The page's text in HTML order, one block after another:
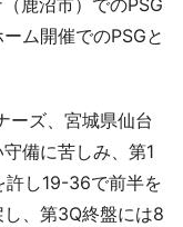
ム開催でのPSGと
ーズ、宮城県仙台
備に苦しみ、第1
許し19-36で前半を
、第3Q終盤には8